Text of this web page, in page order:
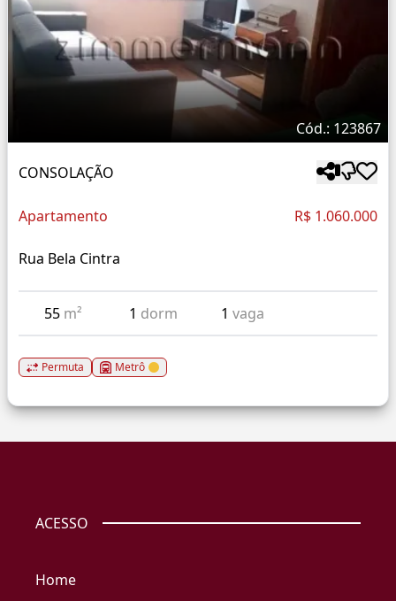
Cód.: 123867
CONSOLAÇÃO
Apartamento R$ 1.060.000
Rua Bela Cintra
55 m² 1 dorm 1vaga
Permuta Metrô
ACESSO
Home